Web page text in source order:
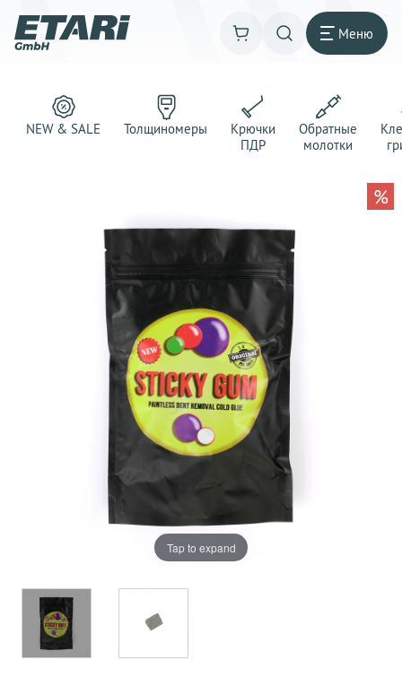
Меню
NEW & SALE Толщиномеры
Крючки
ПДР
Обратные
молотки
Tap to expand
%